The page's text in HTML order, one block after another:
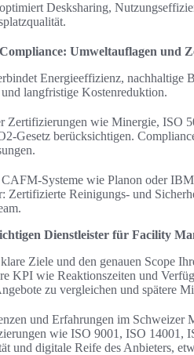
Desksharing,
Umweltauflagen und
Energieeffizienz, nachhaltige
langfristige Kostenreduktion.
Zertifizierungen wie Minergie, ISO
Gesetz berücksichtigen.
Systeme wie Planon oder
Zertifizierte Reinigungs- und
Dienstleister für Facility
Ziele und den genauen Scope
KPI wie Reaktionszeiten und
zu vergleichen und spätere
und Erfahrungen im Schweizer
wie ISO 9001, ISO 14001,
und digitale Reife des Anbieters,